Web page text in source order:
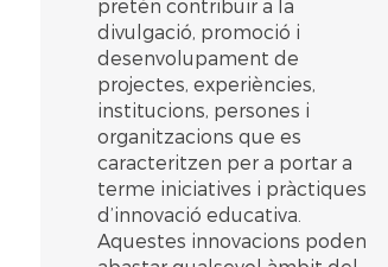
pretén contribuir a la
divulgació, promoció i
desenvolupament de
projectes, experiències,
institucions, persones i
organitzacions que es
caracteritzen per a portar a
terme iniciatives i pràctiques
d’innovació educativa.
Aquestes innovacions poden